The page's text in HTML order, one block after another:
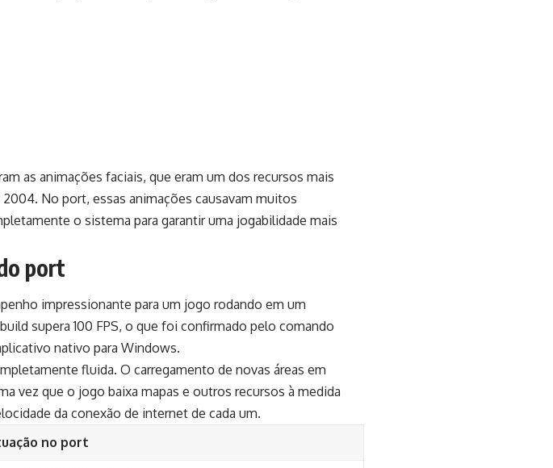
as animações faciais, que eram um dos recursos mais
No port, essas animações causavam muitos
o sistema para garantir uma jogabilidade mais
port
impressionante para um jogo rodando em um
supera 100 FPS, o que foi confirmado pelo comando
nativo para Windows.
fluida. O carregamento de novas áreas em
vez que o jogo baixa mapas e outros recursos à medida
da conexão de internet de cada um.
no port